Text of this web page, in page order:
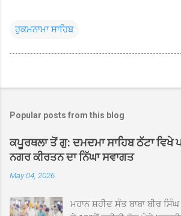
ਹੁਕਮਨਾਮਾ ਸਾਹਿਬ
Popular posts from this blog
ਕਪੂਰਥਲਾ ਤੋਂ ਗੁ: ਦਮਦਮਾ ਸਾਹਿਬ ਠੱਟਾ ਵਿਖੇ
ਨਗਰ ਕੀਰਤਨ ਦਾ ਨਿੱਘਾ ਸਵਾਗਤ
May 04, 2026
ਮਹਾਨ ਸ਼ਹੀਦ ਸੰਤ ਬਾਬਾ ਬੀਰ